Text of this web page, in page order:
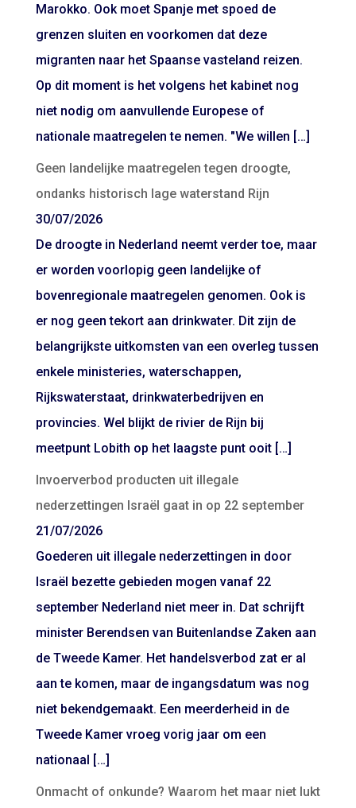
Marokko. Ook moet Spanje met spoed de
grenzen sluiten en voorkomen dat deze
migranten naar het Spaanse vasteland reizen.
Op dit moment is het volgens het kabinet nog
niet nodig om aanvullende Europese of
nationale maatregelen te nemen. "We willen […]
Geen landelijke maatregelen tegen droogte,
ondanks historisch lage waterstand Rijn
30/07/2026
De droogte in Nederland neemt verder toe, maar
er worden voorlopig geen landelijke of
bovenregionale maatregelen genomen. Ook is
er nog geen tekort aan drinkwater. Dit zijn de
belangrijkste uitkomsten van een overleg tussen
enkele ministeries, waterschappen,
Rijkswaterstaat, drinkwaterbedrijven en
provincies. Wel blijkt de rivier de Rijn bij
meetpunt Lobith op het laagste punt ooit […]
Invoerverbod producten uit illegale
nederzettingen Israël gaat in op 22 september
21/07/2026
Goederen uit illegale nederzettingen in door
Israël bezette gebieden mogen vanaf 22
september Nederland niet meer in. Dat schrijft
minister Berendsen van Buitenlandse Zaken aan
de Tweede Kamer. Het handelsverbod zat er al
aan te komen, maar de ingangsdatum was nog
niet bekendgemaakt. Een meerderheid in de
Tweede Kamer vroeg vorig jaar om een
nationaal […]
Onmacht of onkunde? Waarom het maar niet lukt